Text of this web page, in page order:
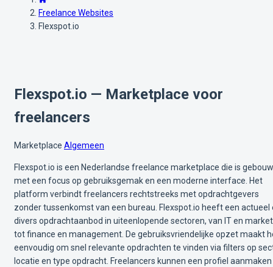
Freelance Websites
Flexspot.io
Flexspot.io — Marketplace voor
freelancers
Marketplace Algemeen
Flexspot.io is een Nederlandse freelance marketplace die is
met een focus op gebruiksgemak en een moderne interface. Het
platform verbindt freelancers rechtstreeks met opdrachtgevers
zonder tussenkomst van een bureau. Flexspot.io heeft een actueel
divers opdrachtaanbod in uiteenlopende sectoren, van IT en
tot finance en management. De gebruiksvriendelijke opzet maakt
eenvoudig om snel relevante opdrachten te vinden via filters op
locatie en type opdracht. Freelancers kunnen een profiel